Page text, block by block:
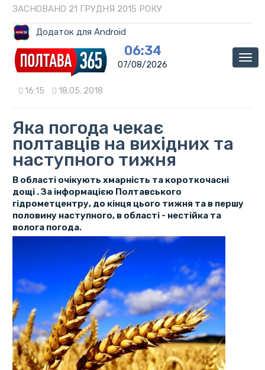
ЗАСНОВАНО 21 ГРУДНЯ 2015 РОКУ
Додаток для Android
06:34
07/08/2026
16:15 18.05. 2018
Яка погода чекає
полтавців на вихідних та
наступного тижня
В області очікують хмарність та короткочасні
дощі . За інформацією Полтавського
гідрометцентру, до кінця цього тижня та в першу
половину наступного, в області - нестійка та
волога погода.